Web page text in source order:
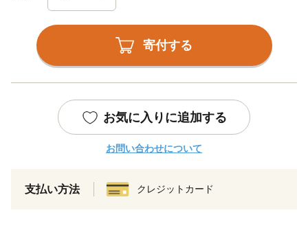
寄付する
お気に入りに追加する
お問い合わせについて
支払い方法 クレジットカード